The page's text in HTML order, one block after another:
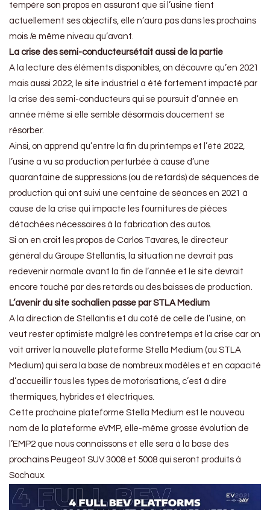
tempère son propos en assurant que si l’usine tient
actuellement ses objectifs, elle n’aura pas dans les prochains
mois le même niveau qu’avant.
La crise des semi-conducteursétait aussi de la partie
A la lecture des éléments disponibles, on découvre qu’en 2021
mais aussi 2022, le site industriel a été fortement impacté par
la crise des semi-conducteurs qui se poursuit d’année en
année même si elle semble désormais doucement se
résorber.
Ainsi, on apprend qu’entre la fin du printemps et l’été 2022,
l’usine a vu sa production perturbée à cause d’une
quarantaine de suppressions (ou de retards) de séquences de
production qui ont suivi une centaine de séances en 2021 à
cause de la crise qui impacte les fournitures de pièces
détachées nécessaires à la fabrication des autos.
Si on en croit les propos de Carlos Tavares, le directeur
général du Groupe Stellantis, la situation ne devrait pas
redevenir normale avant la fin de l’année et le site devrait
encore touché par des retards ou des baisses de production.
L’avenir du site sochalien passe par STLA Medium
A la direction de Stellantis et du coté de celle de l’usine, on
veut rester optimiste malgré les contretemps et la crise car on
voit arriver la nouvelle plateforme Stella Medium (ou STLA
Medium) qui sera la base de nombreux modèles et en capacité
d’accueillir tous les types de motorisations, c’est à dire
thermiques, hybrides et électriques.
Cette prochaine plateforme Stella Medium est le nouveau
nom de la plateforme eVMP, elle-même grosse évolution de
l’EMP2 que nous connaissons et elle sera à la base des
prochains Peugeot SUV 3008 et 5008 qui seront produits à
Sochaux.